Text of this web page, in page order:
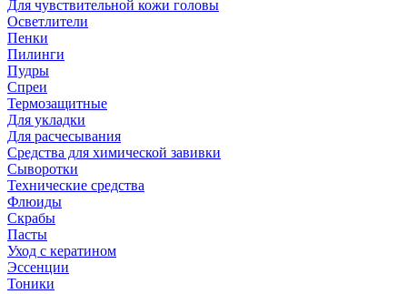
Для чувствительной кожи головы
Осветлители
Пенки
Пилинги
Пудры
Спреи
Термозащитные
Для укладки
Для расчесывания
Средства для химической завивки
Сыворотки
Технические средства
Флюиды
Скрабы
Пасты
Уход с кератином
Эссенции
Тоники